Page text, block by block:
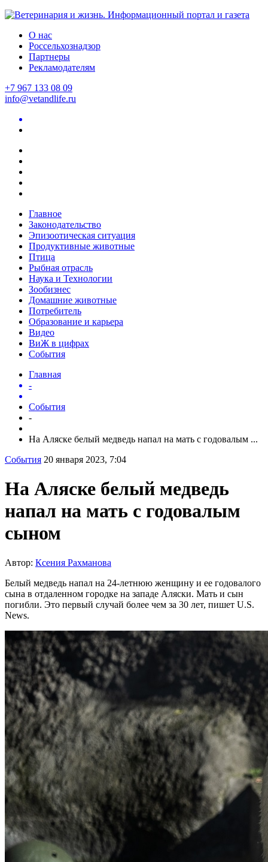
О нас
Россельхознадзор
Партнеры
Рекламодателям
+7 967 133 08 09
info@vetandlife.ru
Главное
Законодательство
Эпизоотическая ситуация
Продуктивные животные
Птица
Рыбная отрасль
Наука и Технологии
Зообизнес
Домашние животные
Потребитель
Образование и карьера
Видео
ВиЖ в цифрах
События
Главная
-
События
-
На Аляске белый медведь напал на мать с годовалым ...
События 20 января 2023, 7:04
На Аляске белый медведь
напал на мать с годовалым
сыном
Автор: Ксения Рахманова
Белый медведь напал на 24-летнюю женщину и ее годовалого
сына в отдаленном городке на западе Аляски. Мать и сын
погибли. Это первый случай более чем за 30 лет, пишет U.S.
News.